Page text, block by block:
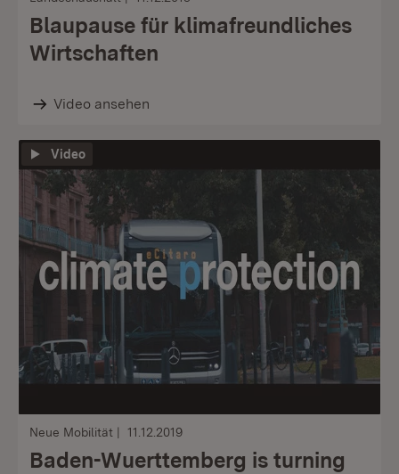
Blaupause für klimafreundliches
Wirtschaften
Video ansehen
Video
Neue Mobilität 11.12.2019
Baden-Wuerttemberg is turning